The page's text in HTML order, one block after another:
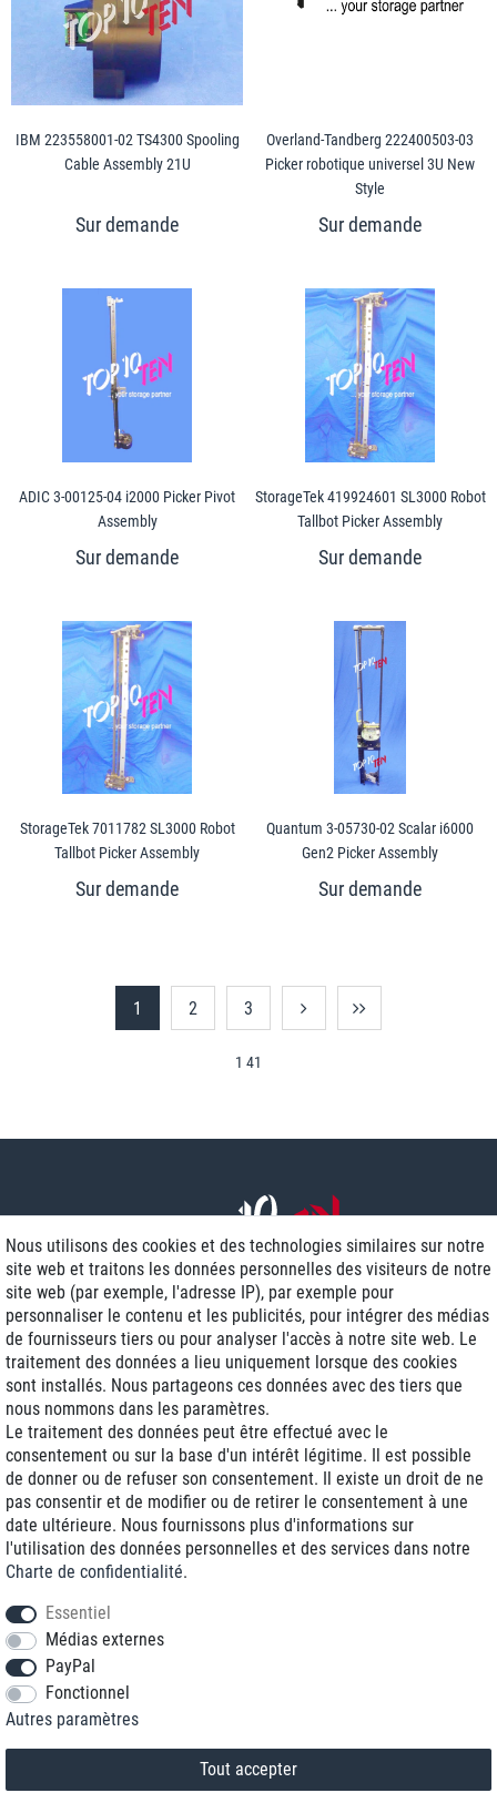
IBM 223558001-02 TS4300 Spooling
Cable Assembly 21U
Overland-Tandberg 222400503-03
Picker robotique universel 3U New
Style
ADIC 3-00125-04 i2000 Picker Pivot
Assembly
StorageTek 419924601 SL3000 Robot
Tallbot Picker Assembly
StorageTek 7011782 SL3000 Robot
Tallbot Picker Assembly
Quantum 3-05730-02 Scalar i6000
Gen2 Picker Assembly
1 2 3
1 41
Livraison J+1
Frais d'expédition réduits
Reconditionnée avec garantie
+33 1 70 99 07 94 *
* Vous pouvez nous joindre aux tarifs locaux du lundi au vendredi de 9h à 18h.
Nous utilisons des cookies et des technologies similaires sur notre
site web et traitons les données personnelles des visiteurs de notre
site web (par exemple, l'adresse IP), par exemple pour
personnaliser le contenu et les publicités, pour intégrer des médias
de fournisseurs tiers ou pour analyser l'accès à notre site web. Le
traitement des données a lieu uniquement lorsque des cookies
sont installés. Nous partageons ces données avec des tiers que
nous nommons dans les paramètres.
Le traitement des données peut être effectué avec le
consentement ou sur la base d'un intérêt légitime. Il est possible
de donner ou de refuser son consentement. Il existe un droit de ne
pas consentir et de modifier ou de retirer le consentement à une
date ultérieure. Nous fournissons plus d'informations sur
l'utilisation des données personnelles et des services dans notre
Charte de confidentialité.
Essentiel
Médias externes
PayPal
Fonctionnel
Autres paramètres
Tout accepter